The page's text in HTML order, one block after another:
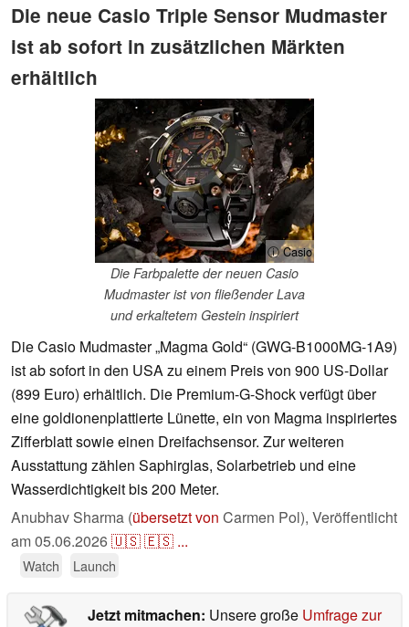
Die neue Casio Triple Sensor Mudmaster
ist ab sofort in zusätzlichen Märkten
erhältlich
ⓘ Casio
Die Farbpalette der neuen Casio
Mudmaster ist von fließender Lava
und erkaltetem Gestein inspiriert
Die Casio Mudmaster „Magma Gold“ (GWG-B1000MG-1A9)
ist ab sofort in den USA zu einem Preis von 900 US-Dollar
(899 Euro) erhältlich. Die Premium-G-Shock verfügt über
eine goldionenplattierte Lünette, ein von Magma inspiriertes
Zifferblatt sowie einen Dreifachsensor. Zur weiteren
Ausstattung zählen Saphirglas, Solarbetrieb und eine
Wasserdichtigkeit bis 200 Meter.
Anubhav Sharma (übersetzt von Carmen Pol), Veröffentlicht
am05.06.2026🇺🇸🇪🇸 ...
Watch Launch
Jetzt mitmachen: Unsere große Umfrage zur